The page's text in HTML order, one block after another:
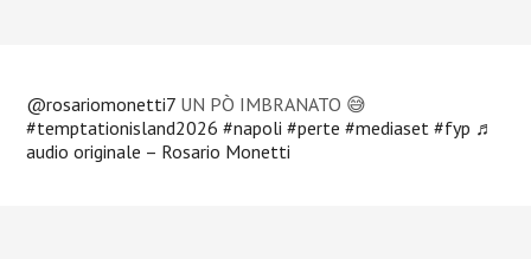
@rosariomonetti7 UN PÒ IMBRANATO 😅
#temptationisland2026 #napoli #perte #mediaset #fyp ♬
audio originale – Rosario Monetti